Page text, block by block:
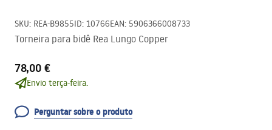
SKU: REA-B9855ID: 10766EAN: 5906366008733
Torneira para bidê Rea Lungo Copper
78,00 €
Envio terça-feira.
Perguntar sobre o produto